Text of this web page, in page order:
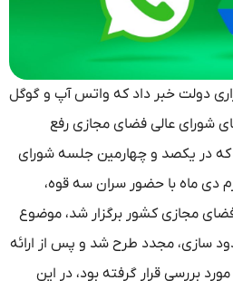
دولت خبر داد که واتس آپ و گوگل
عالی فضای مجازی رفع
یکصد و چهارمین جلسه شورای
ماه با حضور سران سه قوه،
مجازی کشور برگزار شد، موضوع
مجدد طرح شد و پس از ارائه
قرار گرفته بود، در این